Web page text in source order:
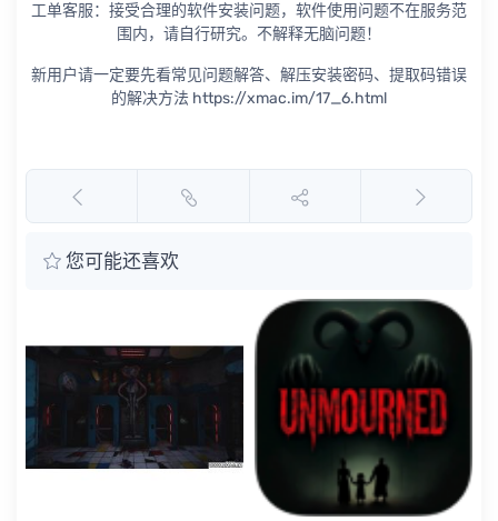
工单客服：接受合理的软件安装问题，软件使用问题不在服务范
围内，请自行研究。不解释无脑问题！
新用户请一定要先看常见问题解答、解压安装密码、提取码错误
的解决方法 https://xmac.im/17_6.html
您可能还喜欢